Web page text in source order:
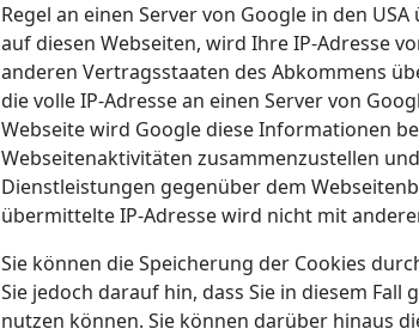
Regel an einen Server von Google in den
auf diesen Webseiten, wird Ihre IP-Adresse
anderen Vertragsstaaten des Abkommens
die volle IP-Adresse an einen Server von
Webseite wird Google diese Informationen
Webseitenaktivitäten zusammenzustellen
Dienstleistungen gegenüber dem
übermittelte IP-Adresse wird nicht mit
Sie können die Speicherung der Cookies
Sie jedoch darauf hin, dass Sie in diesem
nutzen können. Sie können darüber hinaus